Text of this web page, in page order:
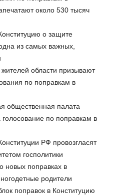
около 530 тысяч
о защите
из самых важных,
области призывают
по поправкам в
общественная палата
по поправкам в
РФ провозгласят
госполитики
новых поправках в
родители
поправок в Конституцию